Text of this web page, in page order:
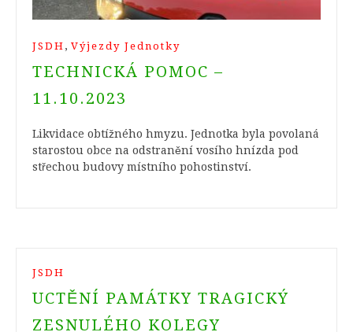
JSDH , Výjezdy Jednotky
TECHNICKÁ POMOC –
11.10.2023
Likvidace obtížného hmyzu. Jednotka byla povolaná
starostou obce na odstranění vosího hnízda pod
střechou budovy místního pohostinství.
JSDH
UCTĚNÍ PAMÁTKY TRAGICKÝ
ZESNULÉHO KOLEGY